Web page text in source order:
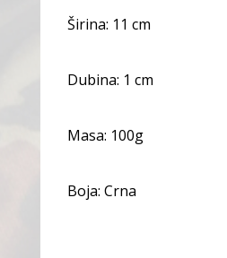
Širina: 11 cm
Dubina: 1 cm
Masa: 100g
Boja: Crna